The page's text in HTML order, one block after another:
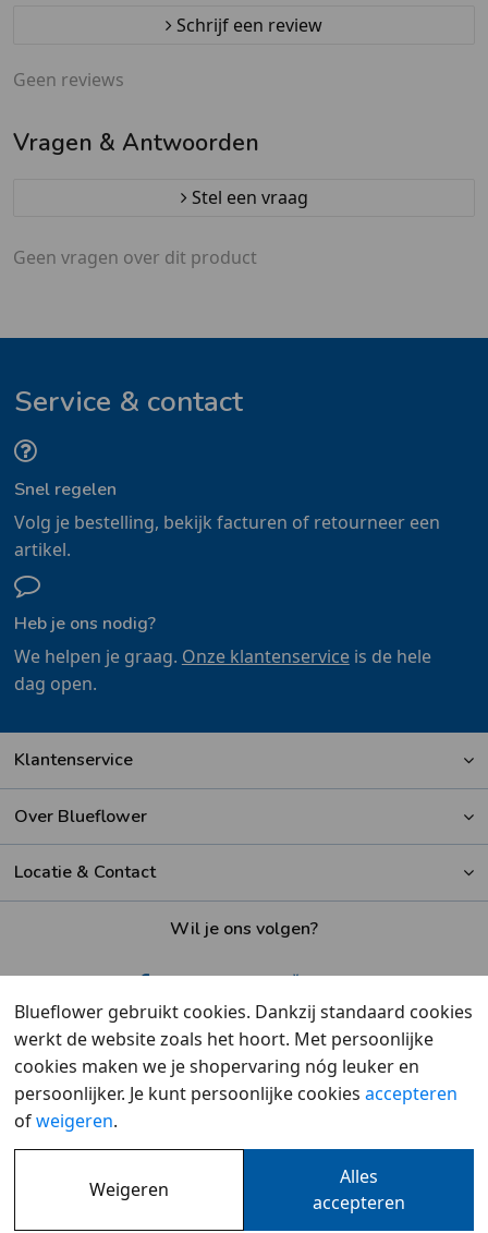
Schrijf een review
Geen reviews
Vragen & Antwoorden
Stel een vraag
Geen vragen over dit product
Service & contact
Snel regelen
Volg je bestelling, bekijk facturen of retourneer een
artikel.
Heb je ons nodig?
We helpen je graag. Onze klantenserviceis de hele
dag open.
Klantenservice
Over Blueflower
Locatie & Contact
Wil je ons volgen?
door klanten
Overzicht
Privacy
Blueflower gebruikt cookies. Dankzij standaard cookies
werkt de website zoals het hoort. Met persoonlijke
cookies maken we je shopervaring nóg leuker en
persoonlijker. Je kunt persoonlijke cookies accepteren
ofweigeren.
Weigeren
Alles
accepteren